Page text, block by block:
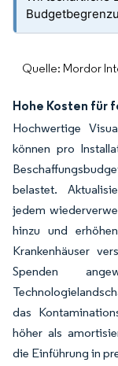
Quelle: Mordor
Hohe Kosten für
Hochwertige
können pro
belastet.
jedem
hinzu und
Krankenhäuser
Spenden
das
höher als
die Einführung in